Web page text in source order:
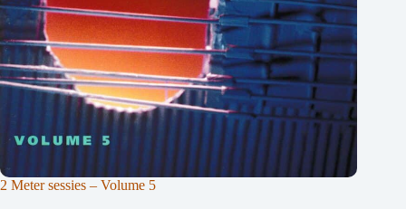
2 Meter sessies – Volume 5